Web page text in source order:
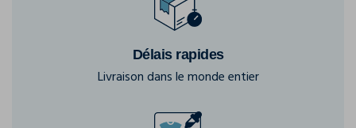
Délais rapides
Livraison dans le monde entier